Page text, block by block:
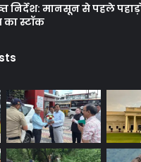
निर्देश: मानसून से पहले
स्टॉक